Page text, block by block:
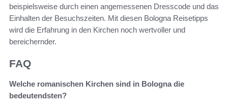
beispielsweise durch einen angemessenen Dresscode und das
Einhalten der Besuchszeiten. Mit diesen Bologna Reisetipps
wird die Erfahrung in den Kirchen noch wertvoller und
bereichernder.
FAQ
Welche romanischen Kirchen sind in Bologna die
bedeutendsten?